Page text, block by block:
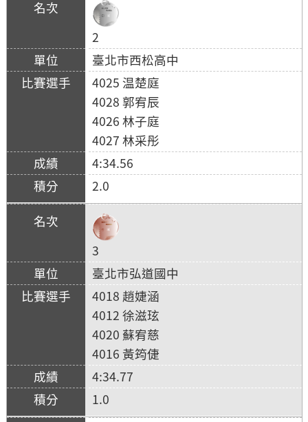
2
臺北市西松高中
4025 温楚庭
4028 郭宥辰
4026 林子庭
4027 林采彤
4:34.56
2.0
3
臺北市弘道國中
4018 趙婕涵
4012 徐滋玹
4020 蘇宥慈
4016 黃筠倢
4:34.77
1.0